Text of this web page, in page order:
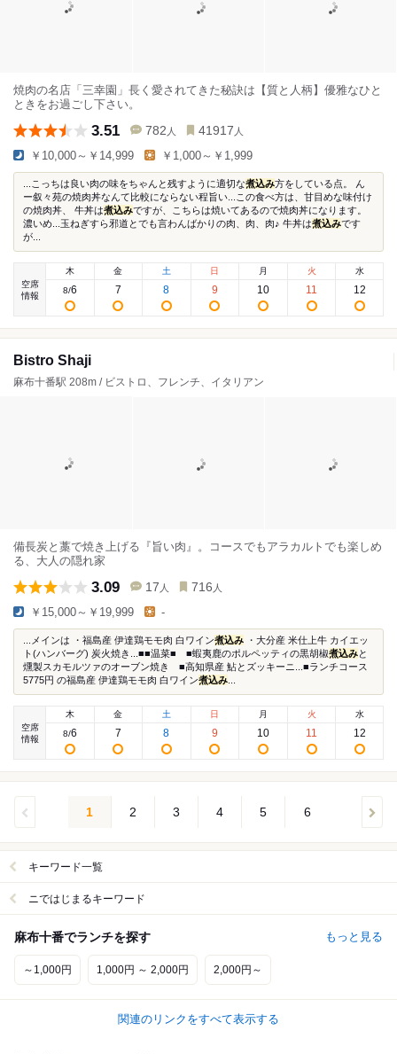
焼肉の名店「三幸園」長く愛されてきた秘訣は【質と人柄】優雅なひと
ときをお過ごし下さい。
3.51 782 人 41917 人
￥10,000～￥14,999 ￥1,000～￥1,999
...こっちは良い肉の味をちゃんと残すように適切な煮込み方をしている点。 ん
ー叙々苑の焼肉丼なんて比較にならない程旨い...この食べ方は、甘目めな味付け
の焼肉丼、 牛丼は煮込みですが、こちらは焼いてあるので焼肉丼になります。
濃いめ...玉ねぎすら邪道とでも言わんばかりの肉、肉、肉♪ 牛丼は煮込みです
が...
空席
情報
木
8/6
金
7
土
8
日
9
月
10
火
11
水
12
Bistro Shaji
麻布十番駅 208m / ビストロ、フレンチ、イタリアン
備長炭と藁で焼き上げる『旨い肉』。コースでもアラカルトでも楽しめ
る、大人の隠れ家
3.09 17 人 716 人
￥15,000～￥19,999 -
...メインは ・福島産 伊達鶏モモ肉 白ワイン煮込み ・大分産 米仕上牛 カイエッ
ト(ハンバーグ) 炭火焼き...■■温菜■ ■蝦夷鹿のポルペッティの黒胡椒煮込みと
燻製スカモルツァのオーブン焼き ■高知県産 鮎とズッキーニ...■ランチコース
5775円 の福島産 伊達鶏モモ肉 白ワイン煮込み
空席
情報
木
8/6
金
7
土
8
日
9
月
10
火
11
水
12
1 2 3 4 5 6
キーワード一覧
ニではじまるキーワード
麻布十番でランチを探す もっと見る
～1,000円 1,000円 ～ 2,000円 2,000円～
関連のリンクをすべて表示する